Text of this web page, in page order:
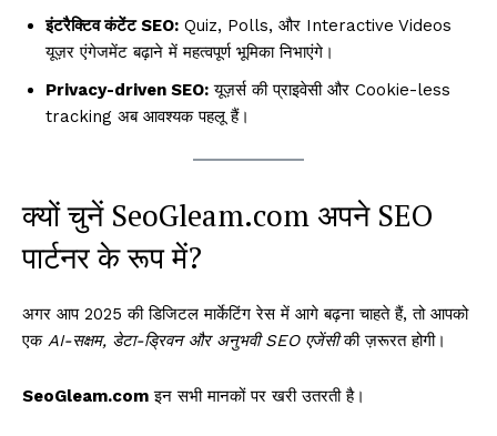
इंटरैक्टिव कंटेंट SEO: Quiz, Polls, और Interactive Videos
यूज़र एंगेजमेंट बढ़ाने में महत्वपूर्ण भूमिका निभाएंगे।
Privacy-driven SEO: यूज़र्स की प्राइवेसी और Cookie-less
tracking अब आवश्यक पहलू हैं।
क्यों चुनें SeoGleam.com अपने SEO
पार्टनर के रूप में?
अगर आप 2025 की डिजिटल मार्केटिंग रेस में आगे बढ़ना चाहते हैं, तो आपको
एक AI-सक्षम, डेटा-ड्रिवन और अनुभवी SEO एजेंसीकी ज़रूरत होगी।
SeoGleam.com इन सभी मानकों पर खरी उतरती है।